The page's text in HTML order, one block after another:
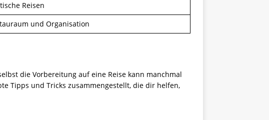
Reisen
und Organisation
die Vorbereitung auf eine Reise kann manchmal
Tipps und Tricks zusammengestellt, die dir helfen,